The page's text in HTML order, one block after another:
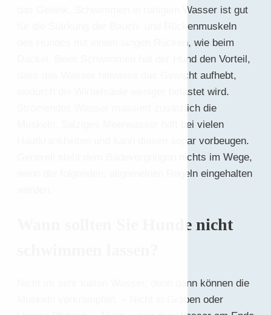
das Gelenk. Schwimmen in ruhigem Wasser ist gut
für die Stärkung der Bauch- und Rückenmuskeln
des Hundes mit einem langen Rücken, wie beim
Dackel. Beim Schwimmen hat der Hund den Vorteil,
dass das Wasser teilweise das Gewicht aufhebt,
wodurch die Wirbelsäule weniger belastet wird.
Strömendes Wasser massiert zusätzlich die
Muskeln. Salziges Meerwasser hilft bei vielen
Hautkrankheiten und kann diesen sogar vorbeugen.
Generell steht dem Badevergnügen nichts im Wege,
wenn die folgenden, allgemeinen Regeln eingehalten
Wann sollten Sie Hunde nicht
Nicht im sehr kalten Wasser, denn dann können die
Muskeln verkrampfen. – Nicht in Gräben oder